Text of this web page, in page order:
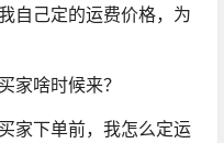
自己定的运费价格，为
家啥时候来？
家下单前，我怎么定运